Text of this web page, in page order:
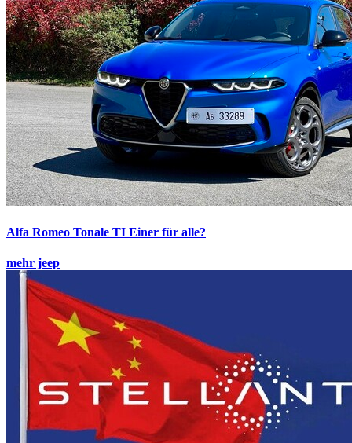
Alfa Romeo Tonale TI Einer für alle?
mehr jeep